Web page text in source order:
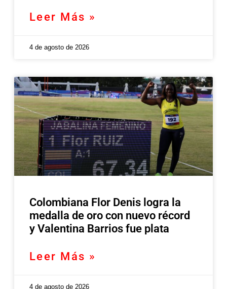
Leer Más »
4 de agosto de 2026
Colombiana Flor Denis logra la
medalla de oro con nuevo récord
y Valentina Barrios fue plata
Leer Más »
4 de agosto de 2026